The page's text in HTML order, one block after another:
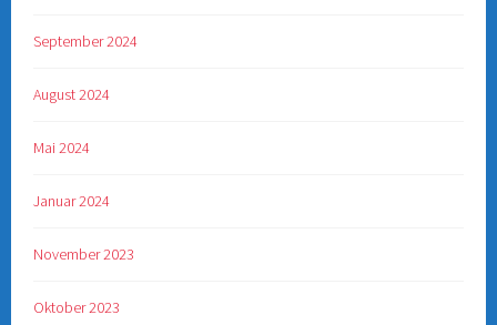
September 2024
August 2024
Mai 2024
Januar 2024
November 2023
Oktober 2023